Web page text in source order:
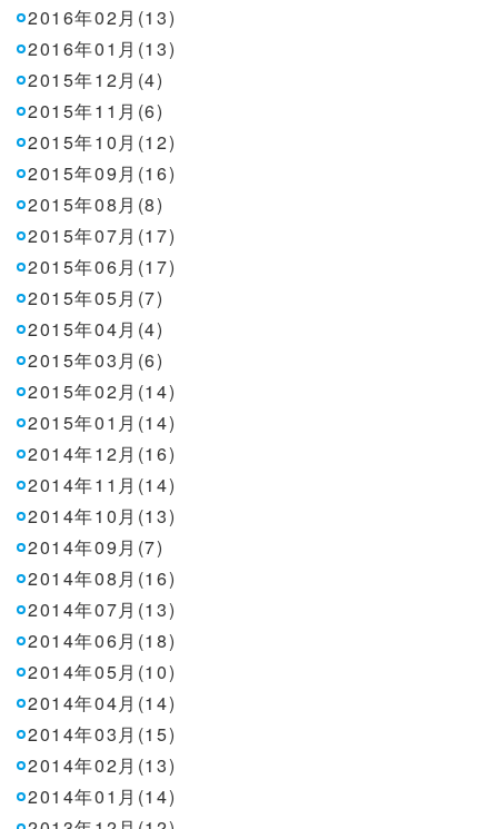
2016年02月(13)
2016年01月(13)
2015年12月(4)
2015年11月(6)
2015年10月(12)
2015年09月(16)
2015年08月(8)
2015年07月(17)
2015年06月(17)
2015年05月(7)
2015年04月(4)
2015年03月(6)
2015年02月(14)
2015年01月(14)
2014年12月(16)
2014年11月(14)
2014年10月(13)
2014年09月(7)
2014年08月(16)
2014年07月(13)
2014年06月(18)
2014年05月(10)
2014年04月(14)
2014年03月(15)
2014年02月(13)
2014年01月(14)